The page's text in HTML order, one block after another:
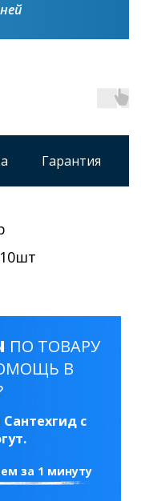
Гарантия
ПО ТОВАРУ
В
с
за 1 минуту